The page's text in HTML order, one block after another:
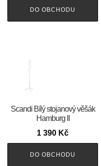
DO OBCHODU
Scandi Bílý stojanový věšák
Hamburg II
1 390 Kč
DO OBCHODU